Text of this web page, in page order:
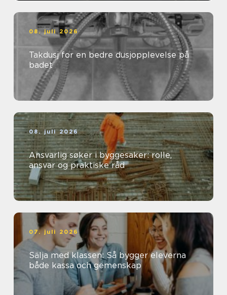
08. juli 2026
Takdusj for en bedre dusjopplevelse på
badet
08. juli 2026
Ansvarlig søker i byggesaker: rolle,
ansvar og praktiske råd
07. juli 2026
Sälja med klassen: Så bygger eleverna
både kassa och gemenskap